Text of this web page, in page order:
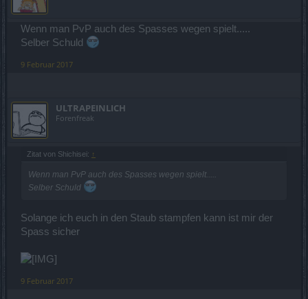
Wenn man PvP auch des Spasses wegen spielt.....
Selber Schuld
9 Februar 2017
ULTRAPEINLICH
Forenfreak
Zitat von Shichisei: ↑
Wenn man PvP auch des Spasses wegen spielt.....
Selber Schuld
Solange ich euch in den Staub stampfen kann ist mir der
Spass sicher
9 Februar 2017